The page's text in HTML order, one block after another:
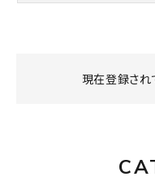
現在登録され